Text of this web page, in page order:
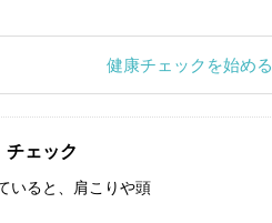
健康チェックを始める
チェック
いると、肩こりや頭